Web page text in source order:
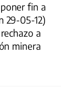
fin a
29-05-12)
a
minera